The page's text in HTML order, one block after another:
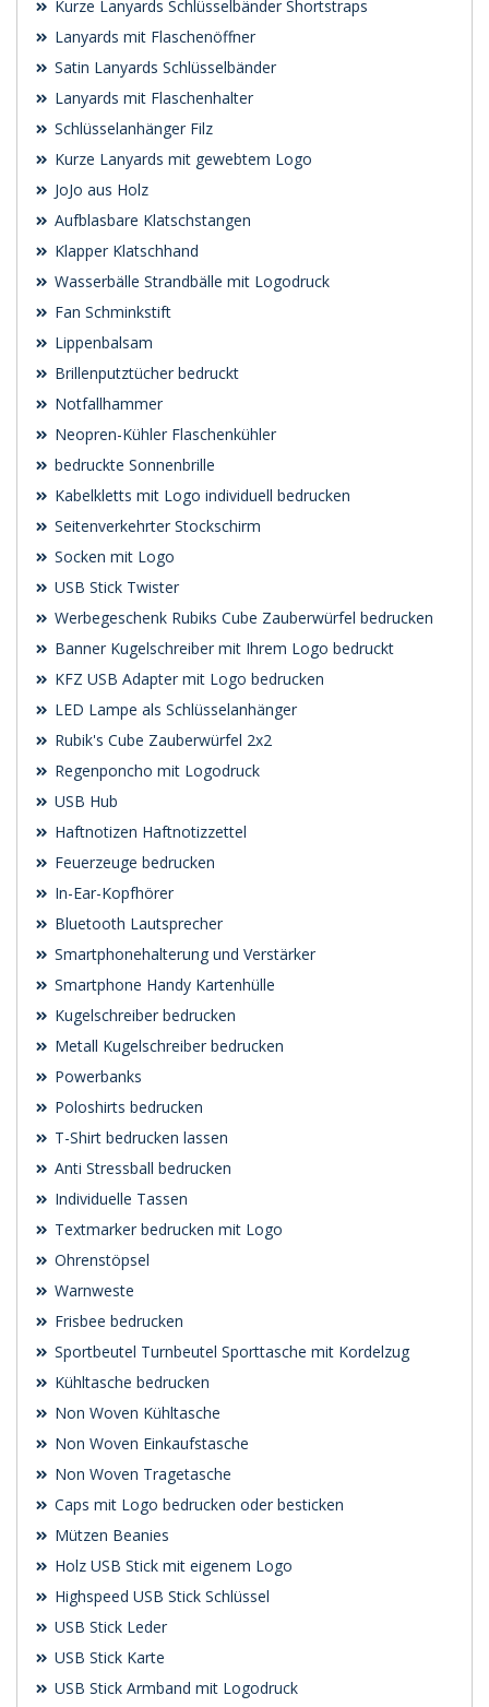
Kurze Lanyards Schlüsselbänder Shortstraps
Lanyards mit Flaschenöffner
Satin Lanyards Schlüsselbänder
Lanyards mit Flaschenhalter
Schlüsselanhänger Filz
Kurze Lanyards mit gewebtem Logo
JoJo aus Holz
Aufblasbare Klatschstangen
Klapper Klatschhand
Wasserbälle Strandbälle mit Logodruck
Fan Schminkstift
Lippenbalsam
Brillenputztücher bedruckt
Notfallhammer
Neopren-Kühler Flaschenkühler
bedruckte Sonnenbrille
Kabelkletts mit Logo individuell bedrucken
Seitenverkehrter Stockschirm
Socken mit Logo
USB Stick Twister
Werbegeschenk Rubiks Cube Zauberwürfel bedrucken
Banner Kugelschreiber mit Ihrem Logo bedruckt
KFZ USB Adapter mit Logo bedrucken
LED Lampe als Schlüsselanhänger
Rubik's Cube Zauberwürfel 2x2
Regenponcho mit Logodruck
USB Hub
Haftnotizen Haftnotizzettel
Feuerzeuge bedrucken
In-Ear-Kopfhörer
Bluetooth Lautsprecher
Smartphonehalterung und Verstärker
Smartphone Handy Kartenhülle
Kugelschreiber bedrucken
Metall Kugelschreiber bedrucken
Powerbanks
Poloshirts bedrucken
T-Shirt bedrucken lassen
Anti Stressball bedrucken
Individuelle Tassen
Textmarker bedrucken mit Logo
Ohrenstöpsel
Warnweste
Frisbee bedrucken
Sportbeutel Turnbeutel Sporttasche mit Kordelzug
Kühltasche bedrucken
Non Woven Kühltasche
Non Woven Einkaufstasche
Non Woven Tragetasche
Caps mit Logo bedrucken oder besticken
Mützen Beanies
Holz USB Stick mit eigenem Logo
Highspeed USB Stick Schlüssel
USB Stick Leder
USB Stick Karte
USB Stick Armband mit Logodruck